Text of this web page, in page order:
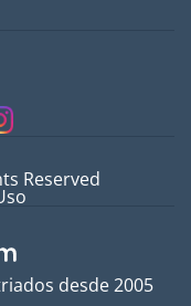
desde 2005
Reserved